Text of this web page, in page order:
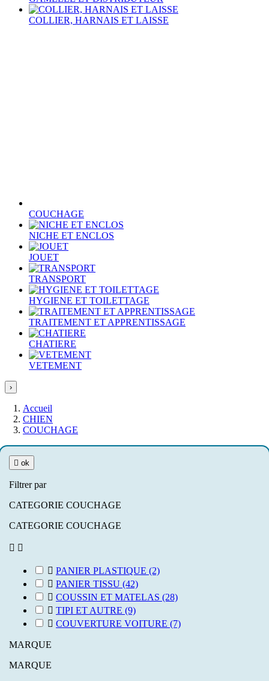
COLLIER, HARNAIS ET LAISSE
COUCHAGE
NICHE ET ENCLOS
JOUET
TRANSPORT
HYGIENE ET TOILETTAGE
TRAITEMENT ET APPRENTISSAGE
CHATIERE
VETEMENT
›
Accueil
CHIEN
COUCHAGE
 ok
Filtrer par
CATEGORIE COUCHAGE
CATEGORIE COUCHAGE
 
 PANIER PLASTIQUE (2)
 PANIER TISSU (42)
 COUSSIN ET MATELAS (28)
 TIPI ET AUTRE (9)
 COUVERTURE VOITURE (7)
MARQUE
MARQUE